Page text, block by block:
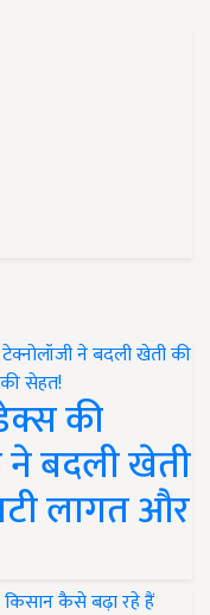
की
ने बदली खेती
लागत और